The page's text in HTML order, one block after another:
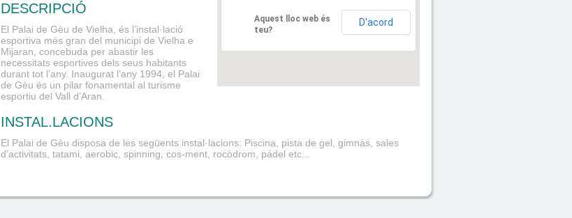
DESCRIPCIÓ
El Palai de Gèu de Vielha, és l’instal·lació
esportiva més gran del municipi de Vielha e
Mijaran, concebuda per abastir les
necessitats esportives dels seus habitants
durant tot l’any. Inaugurat l’any 1994, el Palai
de Gèu és un pilar fonamental al turisme
esportiu del Vall d’Aran.
Aquest lloc web és
teu?
D'acord
INSTAL.LACIONS
El Palai de Gèu disposa de les següents instal·lacions: Piscina, pista de gel, gimnàs, sales
d’activitats, tatami, aerobic, spinning, cos-ment, rocòdrom, pádel etc...